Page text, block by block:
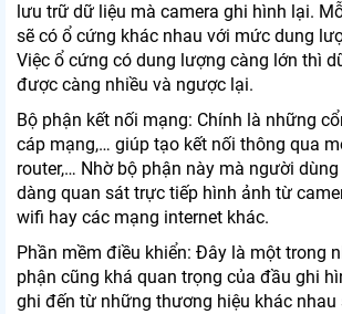
lưu trữ dữ liệu mà camera ghi hình lại.
sẽ có ổ cứng khác nhau với mức dung
Việc ổ cứng có dung lượng càng lớn thì
được càng nhiều và ngược lại.
Bộ phận kết nối mạng: Chính là những
cáp mạng,… giúp tạo kết nối thông qua
router,… Nhờ bộ phận này mà người
dàng quan sát trực tiếp hình ảnh từ
wifi hay các mạng internet khác.
Phần mềm điều khiển: Đây là một trong
phận cũng khá quan trọng của đầu ghi
ghi đến từ những thương hiệu khác nhau